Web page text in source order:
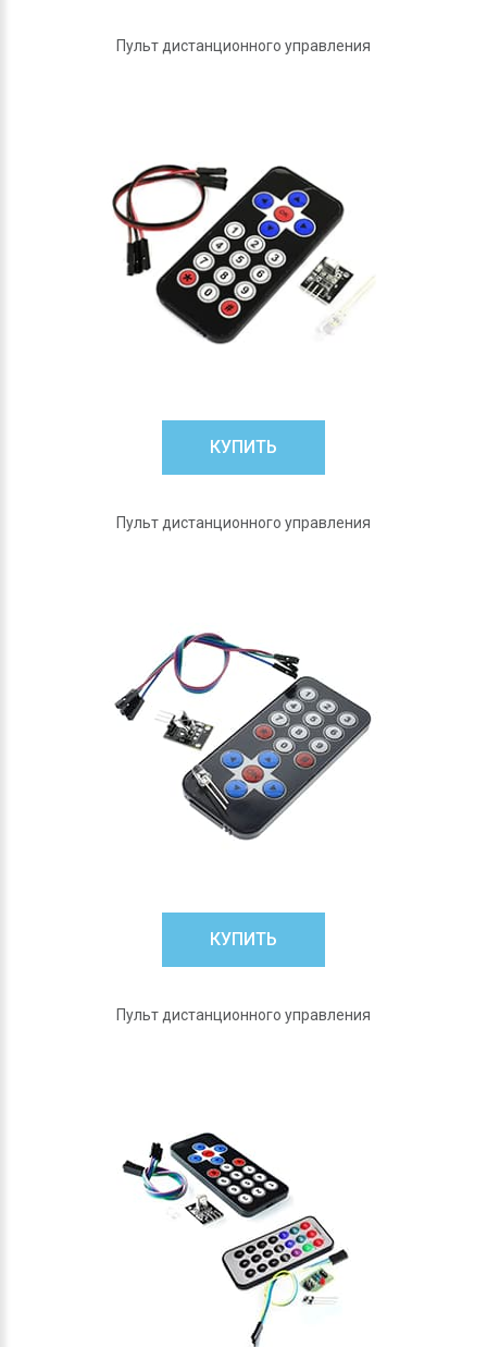
Пульт дистанционного управления
КУПИТЬ
Пульт дистанционного управления
КУПИТЬ
Пульт дистанционного управления